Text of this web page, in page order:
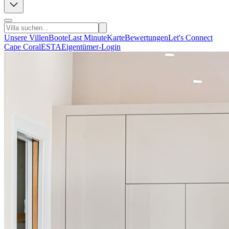
Unsere VillenBooteLast MinuteKarteBewertungenLet's Connect
Cape CoralESTAEigentümer-Login